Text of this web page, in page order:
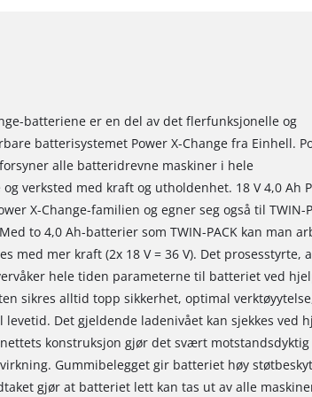
batteriene er en del av det flerfunksjonelle og
batterisystemet Power X-Change fra Einhell.
alle batteridrevne maskiner i hele
verksted med kraft og utholdenhet. 18 V 4,0 Ah
X-Change-familien og egner seg også til TWIN-
to 4,0 Ah-batterier som TWIN-PACK kan man
med mer kraft (2x 18 V = 36 V). Det prosesstyrte,
hele tiden parameterne til batteriet ved
sikres alltid topp sikkerhet, optimal
Det gjeldende ladenivået kan sjekkes ved
konstruksjon gjør det svært
Gummibelegget gir batteriet høy
gjør at batteriet lett kan tas ut av alle